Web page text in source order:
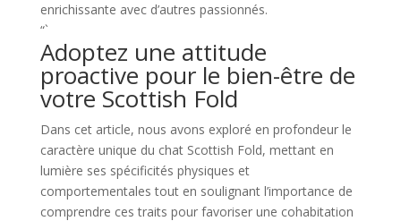
enrichissante avec d’autres passionnés.
“`
Adoptez une attitude
proactive pour le bien-être de
votre Scottish Fold
Dans cet article, nous avons exploré en profondeur le
caractère unique du chat Scottish Fold, mettant en
lumière ses spécificités physiques et
comportementales tout en soulignant l’importance de
comprendre ces traits pour favoriser une cohabitation